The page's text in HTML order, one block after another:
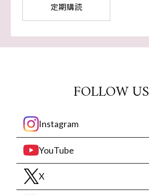
定期購読
FOLLOW US
Instagram
YouTube
X